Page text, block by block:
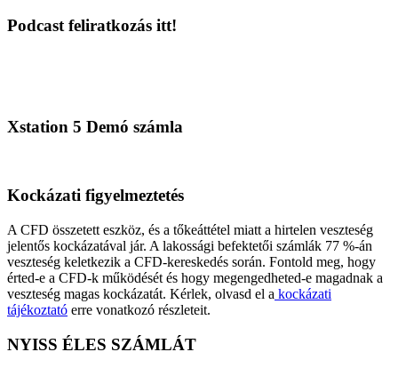
Podcast feliratkozás itt!
Xstation 5 Demó számla
Kockázati figyelmeztetés
A CFD összetett eszköz, és a tőkeáttétel miatt a hirtelen veszteség
jelentős kockázatával jár. A lakossági befektetői számlák 77 %-án
veszteség keletkezik a CFD-kereskedés során. Fontold meg, hogy
érted-e a CFD-k működését és hogy megengedheted-e magadnak a
veszteség magas kockázatát. Kérlek, olvasd el a kockázati
tájékoztató erre vonatkozó részleteit.
NYISS ÉLES SZÁMLÁT